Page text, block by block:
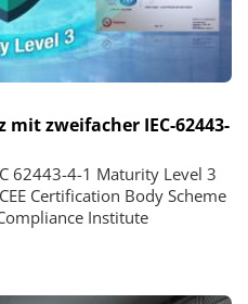
mit zweifacher IEC-62443-
62443-4-1 Maturity Level 3
Certification Body Scheme
Institute